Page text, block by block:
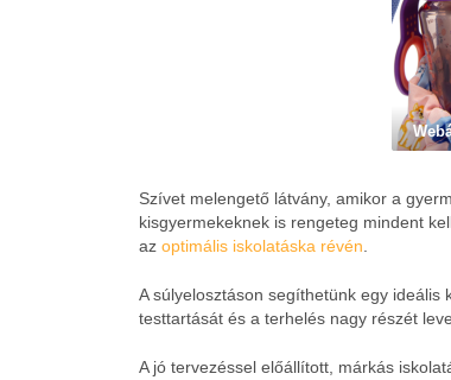
Szívet melengető látvány, amikor a
kisgyermekeknek is rengeteg mindent
az optimális iskolatáska révén
A súlyelosztáson segíthetünk egy
testtartását és a terhelés nagy részét
A jó tervezéssel előállított, márkás